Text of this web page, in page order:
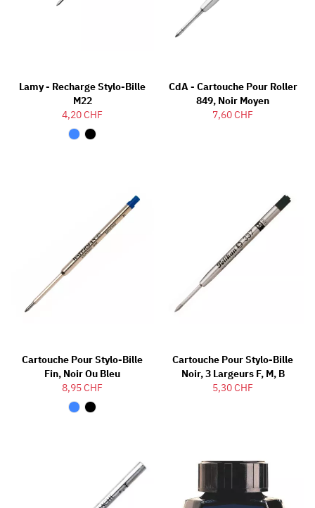
Lamy - Recharge Stylo-Bille
M22
4,20 CHF
CdA - Cartouche Pour Roller
849, Noir Moyen
7,60 CHF
Cartouche Pour Stylo-Bille
Fin, Noir Ou Bleu
8,95 CHF
Cartouche Pour Stylo-Bille
Noir, 3 Largeurs F, M, B
5,30 CHF